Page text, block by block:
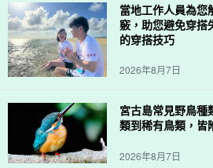
當地工作人員為您
竅，助您避免穿搭
的穿搭技巧
2026年8月7日
宮古島常見野鳥種
類到稀有鳥類，皆
2026年8月7日